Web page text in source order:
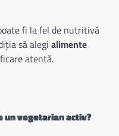
fi la fel de nutritivă
să alegi alimente
atentă.
un vegetarian activ?